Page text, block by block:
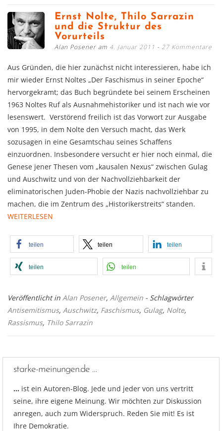
Ernst Nolte, Thilo Sarrazin
und die Struktur des
Vorurteils
Alan Posener am 4. Januar 2011 27 Kommentare
Aus Gründen, die hier zunächst nicht interessieren, habe ich
mir wieder Ernst Noltes „Der Faschismus in seiner Epoche“
hervorgekramt; das Buch begründete bei seinem Erscheinen
1963 Noltes Ruf als Ausnahmehistoriker und ist nach wie vor
lesenswert. Verstörend freilich ist das Vorwort zur Ausgabe
von 1995, in dem Nolte den Versuch macht, das Werk
sozusagen in eine Gesamtschau seines Schaffens
einzuordnen. Insbesondere versucht er hier noch einmal, die
Genese jener Thesen vom „kausalen Nexus“ zwischen Gulag
und Auschwitz und von der Nachvollziehbarkeit der
eliminatorischen Juden-Phobie der Nazis nachvollziehbar zu
machen, die im Zentrum des „Historikerstreits“ standen.
WEITERLESEN
teilen teilen teilen
teilen teilen
Veröffentlicht in Alan Posener, Allgemein - Schlagwörter
Antisemitismus, Auschwitz, Faschismus, Gulag, Nolte,
Rassismus, Thilo Sarrazin
starke-meinungen.de …
… ist ein Autoren-Blog. Jede und jeder von uns vertritt
seine, ihre eigene Meinung. Wir möchten zur Diskussion
anregen, auch zum Widerspruch. Reden Sie mit! Es ist
Ihre Demokratie.